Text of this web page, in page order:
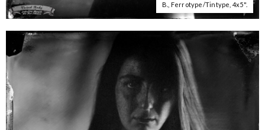
B., Ferrotype/Tintype, 4x5".